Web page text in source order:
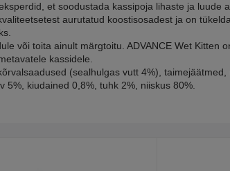
et soodustada kassipoja lihaste ja luude
aurutatud koostisosadest ja on
või toita ainult märgtoitu. ADVANCE Wet Kitten
kassidele.
(sealhulgas vutt 4%),
5%, kiudained 0,8%, tuhk 2%, niiskus 80%.